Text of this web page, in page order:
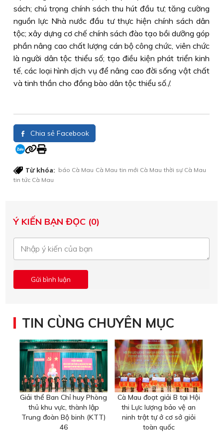
sách; chú trọng chính sách thu hút đầu tư; tăng cường
nguồn lực Nhà nước đầu tư thực hiện chính sách dân
tộc; xây dựng cơ chế chính sách đào tạo bồi dưỡng góp
phần nâng cao chất lượng cán bộ công chức, viên chức
là người dân tộc thiểu số; tạo điều kiện phát triển kinh
tế, các loại hình dịch vụ để nâng cao đời sống vật chất
và tinh thần cho đồng bào dân tộc thiểu số./.
Chia sẻ Facebook
Từ khóa: báo Cà Mau Cà Mau tin mới Cà Mau thời sự Cà Mau
tin tức Cà Mau
Ý KIẾN BẠN ĐỌC (0)
TIN CÙNG CHUYÊN MỤC
Giải thể Ban Chỉ huy Phòng
thủ khu vực, thành lập
Trung đoàn Bộ binh (KTT)
46
Cà Mau đoạt giải B tại Hội
thi Lực lượng bảo vệ an
ninh trật tự ở cơ sở giỏi
toàn quốc